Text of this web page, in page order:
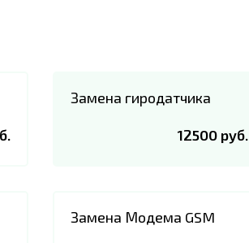
Замена гиродатчика
12500 руб.
Замена Модема GSM